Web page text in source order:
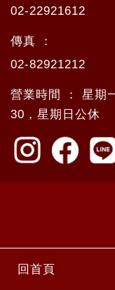
回首頁
02-22921612
傳真 ：
02-82921212
營業時間 ： 星期
30，星期日公休